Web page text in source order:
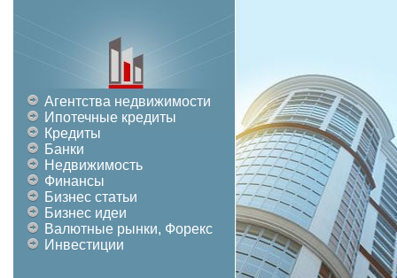
Агентства недвижимости
Ипотечные кредиты
Кредиты
Банки
Недвижимость
Финансы
Бизнес статьи
Бизнес идеи
Валютные рынки, Форекс
Инвестиции